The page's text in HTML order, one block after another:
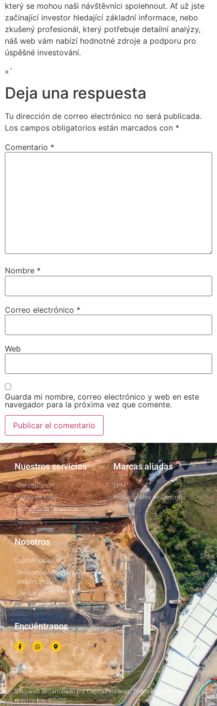
který se mohou naši návštěvníci spolehnout. Ať už jste
začínající investor hledající základní informace, nebo
zkušený profesionál, který potřebuje detailní analýzy,
náš web vám nabízí hodnotné zdroje a podporu pro
úspěšné investování.
«`
Deja una respuesta
Tu dirección de correo electrónico no será publicada.
Los campos obligatorios están marcados con *
Comentario *
Nombre *
Correo electrónico *
Web
Guarda mi nombre, correo electrónico y web en este
navegador para la próxima vez que comente.
Nuestros servicios
Construcción
Ventas de lotes
Asesoría de proyectos
Marcas aliadas
EPM
Profesionales en Concreto
Nosotros
CapitalProIdeas
Responsabilidad social
empresarial
Capital Verde
Encuéntranos
Sitio web desarrollado por CapitalProIdeas. Todos los derechos
reservados. ©2022